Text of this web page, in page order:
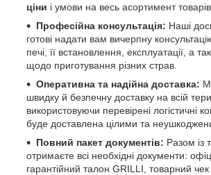
ціни і умови на весь асортимент
Професійна консультація: Наші
готові надати вам вичерпну
печі, її встановлення, експлуатації, а
щодо приготування різних страв.
Оперативна та надійна доставка:
швидку й безпечну доставку на всій
використовуючи перевірені логістичні
буде доставлена цілими та
Повний пакет документів: Разом із
отримаєте всі необхідні документи:
гарантійний талон GRILLI, товарний